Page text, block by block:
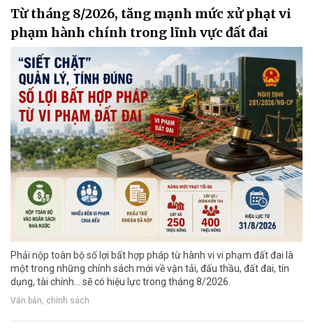
Từ tháng 8/2026, tăng mạnh mức xử phạt vi
phạm hành chính trong lĩnh vực đất đai
Phải nộp toàn bộ số lợi bất hợp pháp từ hành vi vi phạm đất đai là
một trong những chính sách mới về vận tải, đấu thầu, đất đai, tín
dụng, tài chính... sẽ có hiệu lực trong tháng 8/2026.
Văn bản, chính sách